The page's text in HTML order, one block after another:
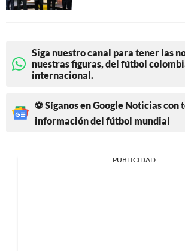
Siga nuestro canal para tener las
nuestras figuras, del fútbol
internacional.
⚽ Síganos en Google Noticias con
información del fútbol mundial
PUBLICIDAD